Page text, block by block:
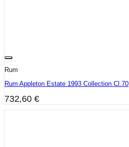
Rum
Rum Appleton Estate 1993 Collection Cl.70
732,60 €